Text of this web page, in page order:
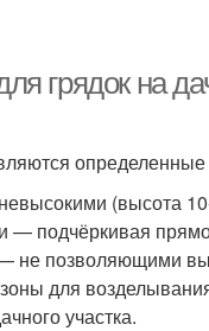
грядок на
(высота
— подчёркивая
не позволяющими
для
участка.